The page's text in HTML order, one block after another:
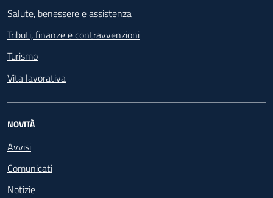
Salute, benessere e assistenza
Tributi, finanze e contravvenzioni
Turismo
Vita lavorativa
NOVITÀ
Avvisi
Comunicati
Notizie